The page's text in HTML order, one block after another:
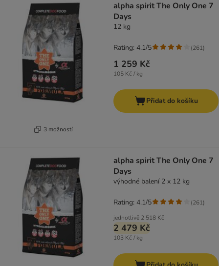
3 možností
alpha spirit The Only One 7
Days
12 kg
1 259 Kč
105 Kč / kg
Rating: 4.1/5 (261)
Přidat do košíku
alpha spirit The Only One 7
Days
výhodné balení 2 x 12 kg
jednotlivě 2 518 Kč
2 479 Kč
103 Kč / kg
Rating: 4.1/5 (261)